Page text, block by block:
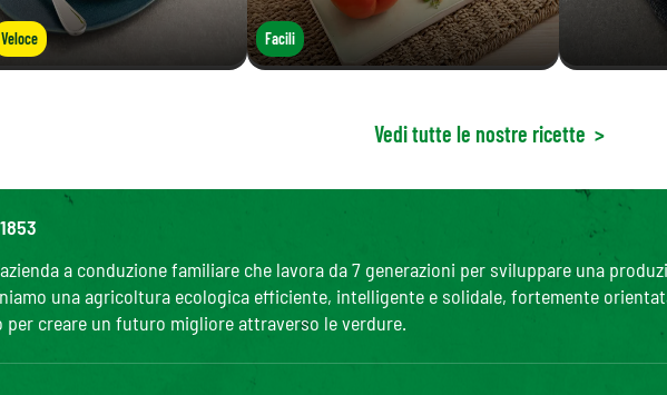
Veloce Facili
Vedi tutte le nostre ricette >
a conduzione familiare che lavora da 7 generazioni per sviluppare una
una agricoltura ecologica efficiente, intelligente e solidale, fortemente
per creare un futuro migliore attraverso le verdure.